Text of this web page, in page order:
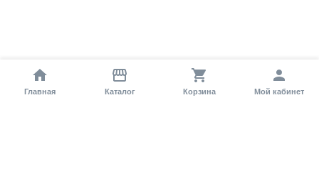
Главная Каталог Корзина Мой кабинет